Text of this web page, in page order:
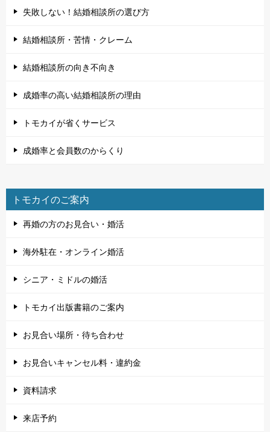
失敗しない！結婚相談所の選び方
結婚相談所・苦情・クレーム
結婚相談所の向き不向き
成婚率の高い結婚相談所の理由
トモカイが省くサービス
成婚率と会員数のからくり
トモカイのご案内
再婚の方のお見合い・婚活
海外駐在・オンライン婚活
シニア・ミドルの婚活
トモカイ出版書籍のご案内
お見合い場所・待ち合わせ
お見合いキャンセル料・違約金
資料請求
来店予約